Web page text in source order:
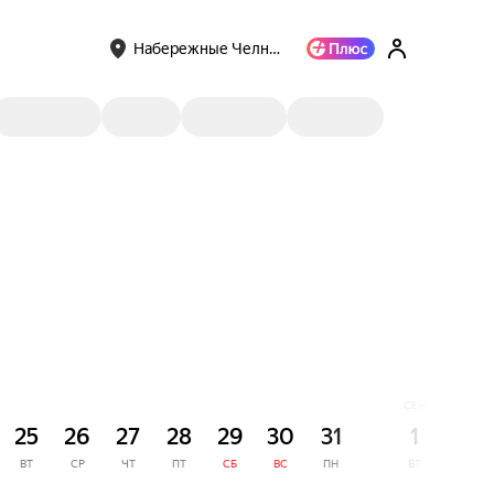
Набережные Челн…
25
ВТ
26
СР
27
ЧТ
28
ПТ
29
СБ
30
ВС
31
ПН
1
ВТ